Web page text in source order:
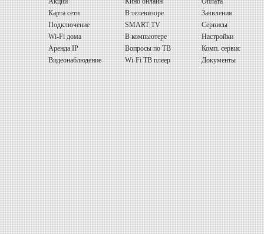
Карта сети
В телевизоре
Заявления
Подключение
SMART TV
Сервисы
Wi-Fi дома
В компьютере
Настройки
Аренда IP
Вопросы по ТВ
Комп. сервис
Видеонаблюдение
Wi-Fi ТВ плеер Документы